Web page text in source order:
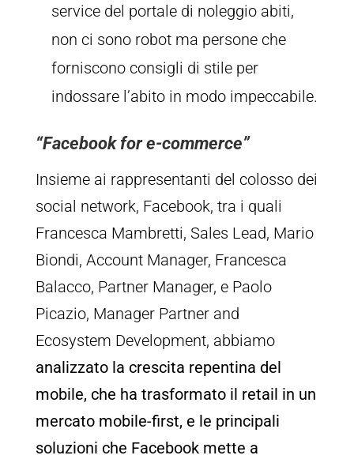
service del portale di noleggio abiti,
non ci sono robot ma persone che
forniscono consigli di stile per
indossare l’abito in modo impeccabile.
“Facebook for e-commerce”
Insieme ai rappresentanti del colosso dei
social network, Facebook, tra i quali
Francesca Mambretti, Sales Lead, Mario
Biondi, Account Manager, Francesca
Balacco, Partner Manager, e Paolo
Picazio, Manager Partner and
Ecosystem Development, abbiamo
analizzato la crescita repentina del
mobile, che ha trasformato il retail in un
mercato mobile-first, e le principali
soluzioni che Facebook mette a